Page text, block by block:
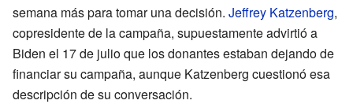
semana más para tomar una decisión. Jeffrey Katzenberg,
copresidente de la campaña, supuestamente advirtió a
Biden el 17 de julio que los donantes estaban dejando de
financiar su campaña, aunque Katzenberg cuestionó esa
descripción de su conversación.